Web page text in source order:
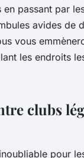
passant par
avides de
vous
les endroits
clubs
pour